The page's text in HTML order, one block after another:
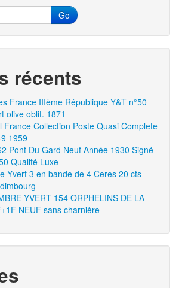
Go
récents
France IIIème République Y&T n°50
olive oblit. 1871
France Collection Poste Quasi Complete
1959
Pont Du Gard Neuf Année 1930 Signé
Qualité Luxe
Yvert 3 en bande de 4 Ceres 20 cts
YVERT 154 ORPHELINS DE LA
NEUF sans charnière